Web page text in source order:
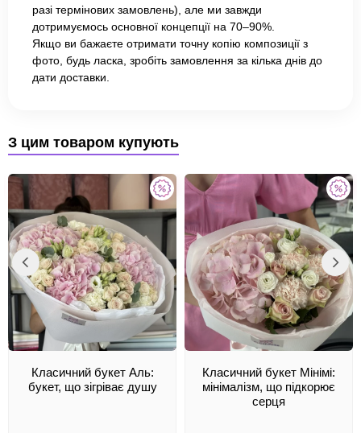
разі термінових замовлень), але ми завжди
дотримуємось основної концепції на 70–90%.
Якщо ви бажаєте отримати точну копію композиції з
фото, будь ласка, зробіть замовлення за кілька днів до
дати доставки.
З цим товаром купують
Класичний букет Аль:
букет, що зігріває душу
Класичний букет Мінімі:
мінімалізм, що підкорює
серця